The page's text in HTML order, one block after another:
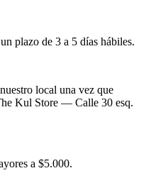
plazo de 3 a 5 días hábiles.
local una vez que
Kul Store — Calle 30 esq.
a $5.000.